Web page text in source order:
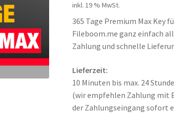
inkl. 19 % MwSt.
365 Tage Premium Max Key
Fileboom.me ganz einfach
Zahlung und schnelle
Lieferzeit:
10 Minuten bis max. 24
(wir empfehlen Zahlung mit
der Zahlungseingang sofort